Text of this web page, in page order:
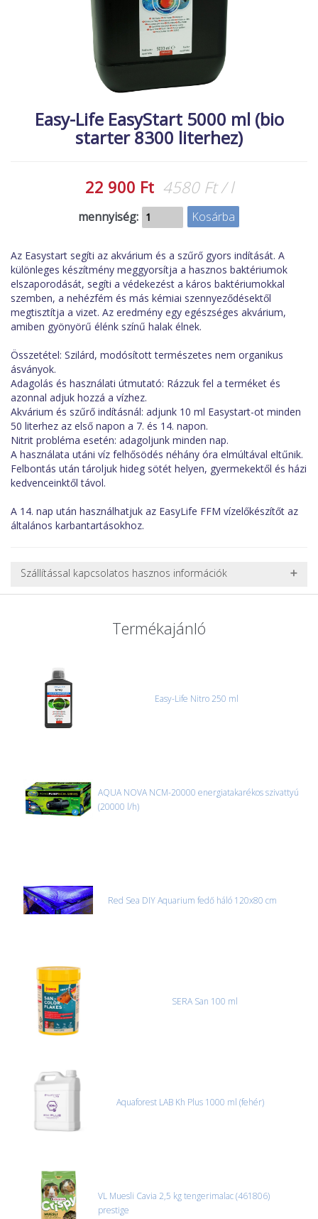
ÉLŐ ÉDESVÍZI
ÉLŐ TENGERI
NÖVÉNYEK
Easy-Life EasyStart 5000 ml (bio
starter 8300 literhez)
22 900 Ft 4580 Ft / l
mennyiség:
Az Easystart segíti az akvárium és a szűrő gyors indítását. A
különleges készítmény meggyorsítja a hasznos baktériumok
elszaporodását, segíti a védekezést a káros baktériumokkal
szemben, a nehézfém és más kémiai szennyeződésektől
megtisztítja a vizet. Az eredmény egy egészséges akvárium,
amiben gyönyörű élénk színű halak élnek.
Összetétel: Szilárd, modósított természetes nem organikus
ásványok.
Adagolás és használati útmutató: Rázzuk fel a terméket és
azonnal adjuk hozzá a vízhez.
Akvárium és szűrő indításnál: adjunk 10 ml Easystart-ot minden
50 literhez az első napon a 7. és 14. napon.
Nitrit probléma esetén: adagoljunk minden nap.
A használata utáni víz felhősödés néhány óra elmúltával eltűnik.
Felbontás után tároljuk hideg sötét helyen, gyermekektől és házi
kedvenceinktől távol.
A 14. nap után használhatjuk az EasyLife FFM vízelőkészítőt az
általános karbantartásokhoz.
Szállítással kapcsolatos hasznos információk
van lehetőség, ezért nagy vagy nehéz termékeknél (pl. nagy
akváriumok, bútorok, stb.) egyedi szállítási ajánlatot adunk.
vagy saját teherautóval oldjuk meg. Minden rendelés egyedi,
úgyhogy előre egyeztetni kell mindenképpen.
CSOMAG ÁTVÉTELE
Amennyiben a csomag átvételekor sérülést, folyadékot vagy
és azonnal eljutott hozzánk az információ.
Termékajánló
Easy-Life Nitro 250 ml
AQUA NOVA NCM-20000 energiatakarékos szivattyú
(20000 l/h)
Red Sea DIY Aquarium fedő háló 120x80 cm
SERA San 100 ml
Aquaforest LAB Kh Plus 1000 ml (fehér)
VL Muesli Cavia 2,5 kg tengerimalac (461806)
prestige